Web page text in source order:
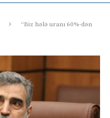
“Biz hələ uranı 60%-dən